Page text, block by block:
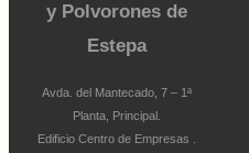
y Polvorones de
Estepa
Avda. del Mantecado, 7 – 1ª
Planta, Principal.
Edificio Centro de Empresas .